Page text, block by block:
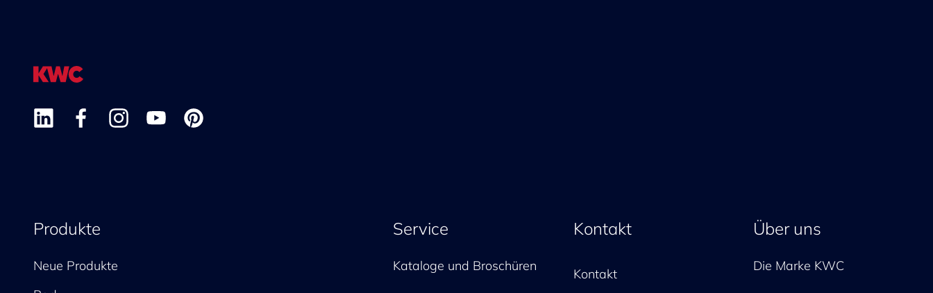
Produkte
Neue Produkte
Service
Kataloge und Broschüren
Kontakt
Kontakt
Über uns
Die Marke KWC